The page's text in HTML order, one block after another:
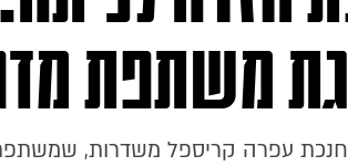
משתפת
עפרה קריספל משדרות,